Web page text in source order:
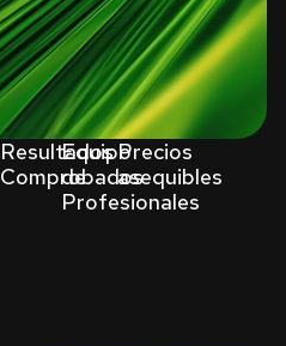
Resultados
Comprobados
Equipo
de
Profesionales
Precios
asequibles